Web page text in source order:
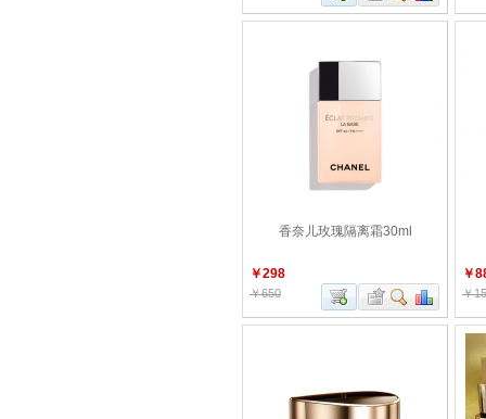
香奈儿玫瑰隔离霜30ml
￥298
￥650
￥
￥